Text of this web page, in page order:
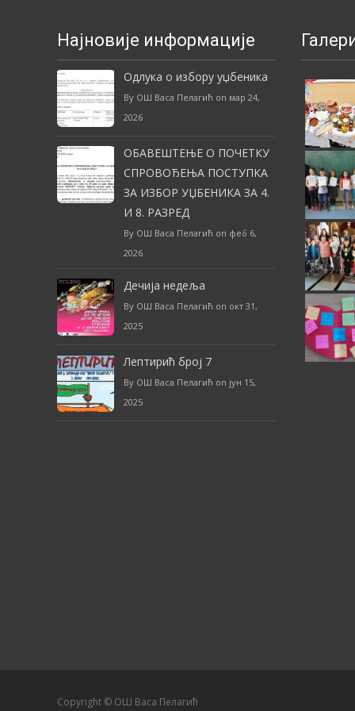
Најновије информације
Одлука о избору уџбеника
By ОШ Васа Пелагић on мар 24,
2026
ОБАВЕШТЕЊЕ О ПОЧЕТКУ
СПРОВОЂЕЊА ПОСТУПКА
ЗА ИЗБОР УЏБЕНИКА ЗА 4.
И 8. РАЗРЕД
By ОШ Васа Пелагић on феб 6,
2026
Дечија недеља
By ОШ Васа Пелагић on окт 31,
2025
Лептирић број 7
By ОШ Васа Пелагић on јун 15,
2025
Copyright © ОШ Васа Пелагић